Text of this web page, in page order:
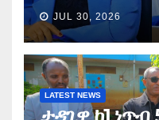
JUL 30, 2026
LATEST NEWS
ታዳጊዋ ከ1